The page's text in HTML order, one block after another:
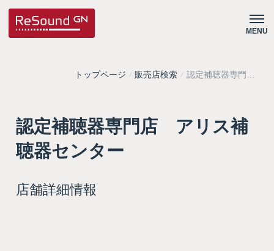
MENU
トップページ 販売店検索
認定補聴器専門
認定補聴器専門店 アリス補
聴器センター
店舗詳細情報